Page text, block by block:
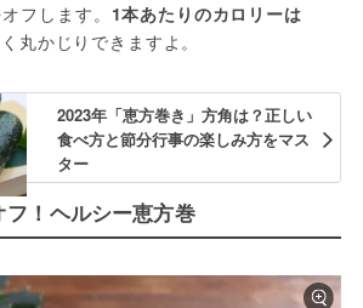
フします。 1本あたりのカロリーは
丸かじりできますよ。
2023年「恵方巻き」方角は？正しい
食べ方と節分行事の楽しみ方をマス
ター
フ！ヘルシー恵方巻